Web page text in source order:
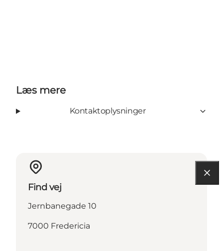
Læs mere
Kontaktoplysninger
Find vej
Jernbanegade 10
7000 Fredericia